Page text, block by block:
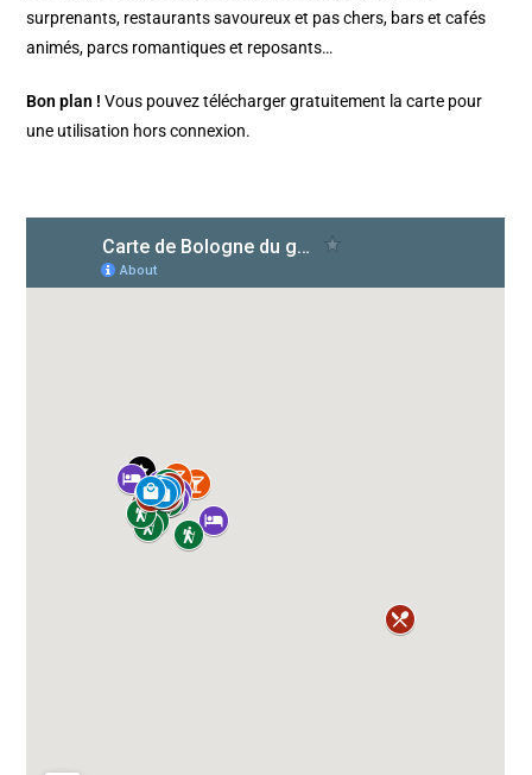
surprenants, restaurants savoureux et pas chers, bars et cafés
animés, parcs romantiques et reposants…
Bon plan ! Vous pouvez télécharger gratuitement la carte pour
une utilisation hors connexion.